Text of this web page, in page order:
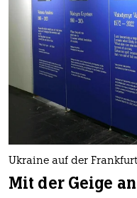
Ukraine auf der
Mit der Geige